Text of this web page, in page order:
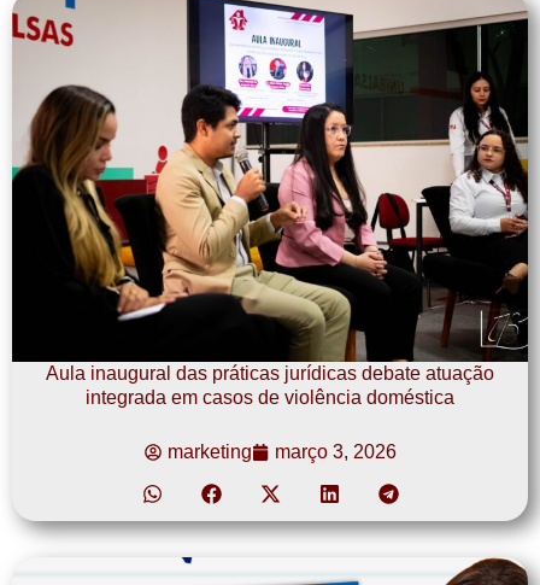
Aula inaugural das práticas jurídicas debate atuação
integrada em casos de violência doméstica
marketing março 3, 2026